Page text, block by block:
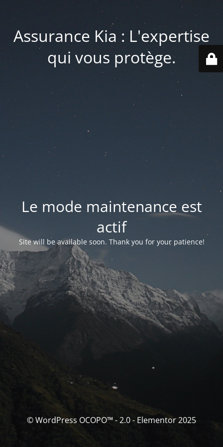
Assurance Kia : L'expertise
qui vous protège.
Le mode maintenance est
actif
Site will be available soon. Thank you for your patience!
© WordPress OCOPO™ - 2.0 - Elementor 2025